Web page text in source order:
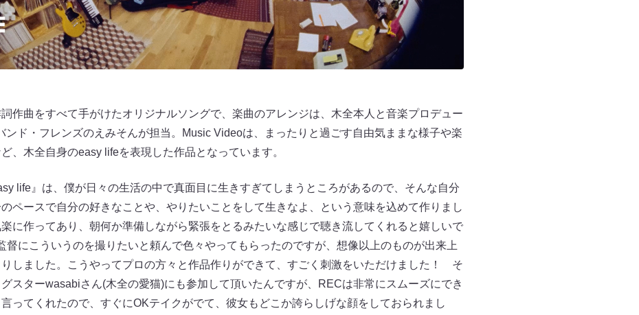
作曲をすべて⼿がけたオリジナルソングで、楽曲のアレンジは、⽊全本⼈と⾳楽プロデュー
ンド・フレンズのえみそんが担当。Music Videoは、まったりと過ごす⾃由気ままな様⼦や楽
、⽊全⾃⾝のeasy lifeを表現した作品となっています。
life』は、僕が⽇々の⽣活の中で真⾯⽬に⽣きすぎてしまうところがあるので、そんな⾃分
ペースで⾃分の好きなことや、やりたいことをして⽣きなよ、という意味を込めて作りまし
に作ってあり、朝何か準備しながら緊張をとるみたいな感じで聴き流してくれると嬉しいで
にこういうのを撮りたいと頼んで⾊々やってもらったのですが、想像以上のものが出来上
しました。こうやってプロの⽅々と作品作りができて、すごく刺激をいただけました！ そ
スターwasabiさん(⽊全の愛猫)にも参加して頂いたんですが、RECは⾮常にスムーズにでき
ってくれたので、すぐにOKテイクがでて、彼⼥もどこか誇らしげな顔をしておられまし